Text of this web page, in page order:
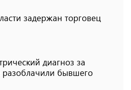
задержан торговец
диагноз за
разоблачили бывшего